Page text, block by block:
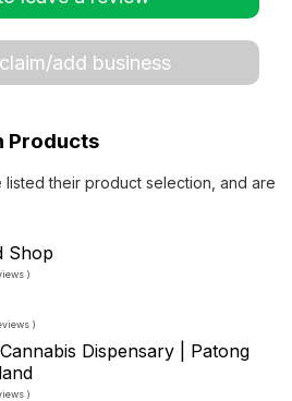
add business
Products
their product selection, and are
Shop
)
)
Dispensary | Patong
)